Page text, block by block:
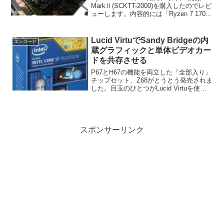
MarkⅡ(SCKTT-2000)を購入したのでレビ
ューします。内容的には「Ryzen 7 1700
エンコード
Lucid VirtuでSandy Bridgeの内
蔵グラフィックと単体ビデオカー
ドを共存させる
P67とH67の機能を両立した「全部入り」
チップセット、Z68がとうとう発売されま
した。目玉のひとつがLucid Virtuを使っ
スポンサーリンク